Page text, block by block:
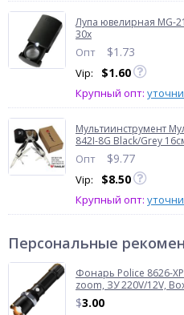
Лупа ювелирная MG-
30x
Опт $1.73
Vip: $1.60
Крупный опт:
Мультиинструмент
842I-8G Black/Grey
Опт $9.77
Vip: $8.50
Крупный опт:
Персональные
Фонарь Police 8626-
zoom, ЗУ 220V/12V,
$3.00